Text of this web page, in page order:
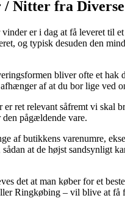
/ Nitter fra Diverse
er i dag at få leveret til
og typisk desuden den
bliver ofte et
af at du bor lige ved
ret relevant såfremt vi skal
pågældende vare.
af butikkens varenumre,
at de højst sandsynligt
det at man køber for et
Ringkøbing – vil blive at få